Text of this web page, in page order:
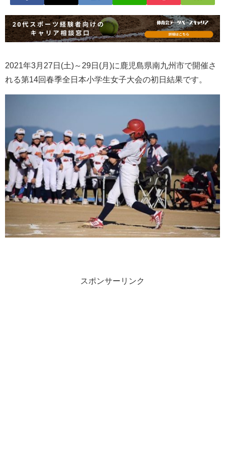
2021年3月27日(土)～29日(月)に鹿児島県南九州市で開催さ
れる第14回春季全日本小学生女子大会の初日結果です。
スポンサーリンク